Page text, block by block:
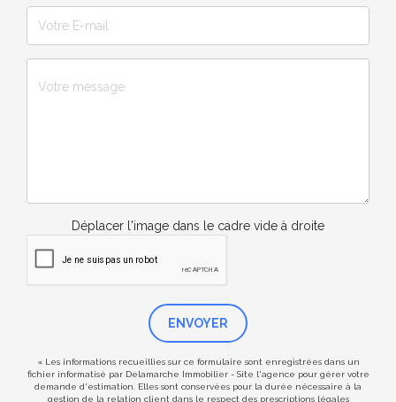
Déplacer l'image dans le cadre vide à droite
ENVOYER
« Les informations recueillies sur ce formulaire sont enregistrées dans un
fichier informatisé par Delamarche Immobilier - Site l'agence pour gérer votre
demande d'estimation. Elles sont conservées pour la durée nécessaire à la
gestion de la relation client dans le respect des prescriptions légales